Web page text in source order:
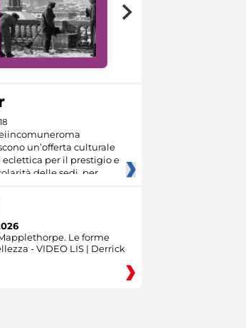
un’offerta culturale
eclettica per il prestigio e
delle sedi, per
Le forme
- VIDEO LIS | Derrick